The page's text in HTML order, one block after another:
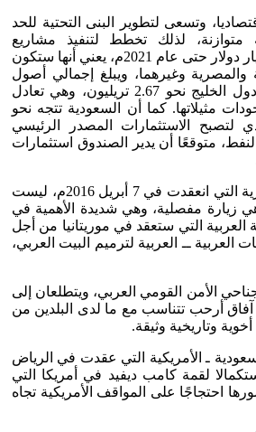
وتسعى لتطوير البنى التحتية للحد
متوازنة، لذلك تخطط لتنفيذ مشاريع
استثمارية بقيمة 613 مليار دولار حتى عام 2021م، يعني أنها ستكون
وغيرهما، ويبلغ إجمالي أصول
الصناديق السيادية في دول الخليج نحو 2.67 تريليون، وهي تعادل
من موجودات مثيلاتها. كما أن السعودية تتجه نحو
لتصبح الاستثمارات المصدر الرئيسي
متوقعًا أن يدير الصندوق استثمارات
القمة السعودية ـ المصرية التي انعقدت في 7 أبريل 2016م، ليست
زيارة مفصلية، وهي شديدة الأهمية في
العربية التي ستعقد في موريتانيا من أجل
العربية ــ العربية لترميم البيت العربي،
الأمن القومي العربي، ويتطلعان إلى
آفاق أرحب تتناسب مع ما لدى البلدين من
وتاريخية وثيقة.
ـ الأمريكية التي عقدت في الرياض
2016م، استكمالا لقمة كامب ديفيد في أمريكا التي
احتجاجًا على المواقف الأمريكية تجاه